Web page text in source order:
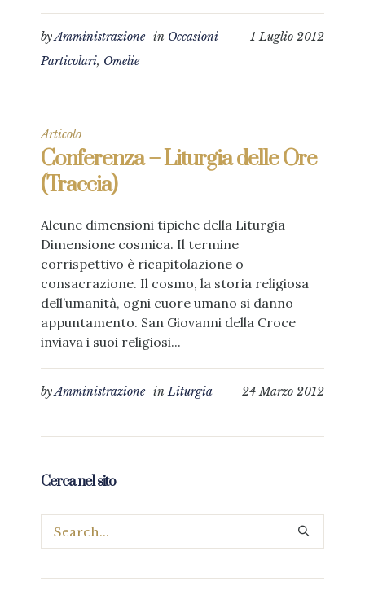
1 Luglio 2012
byAmministrazione in Occasioni
Particolari, Omelie
Articolo
Conferenza – Liturgia delle Ore
(Traccia)
Alcune dimensioni tipiche della Liturgia
Dimensione cosmica. Il termine
corrispettivo è ricapitolazione o
consacrazione. Il cosmo, la storia religiosa
dell’umanità, ogni cuore umano si danno
appuntamento. San Giovanni della Croce
inviava i suoi religiosi...
24 Marzo 2012
byAmministrazione inLiturgia
Cerca nel sito